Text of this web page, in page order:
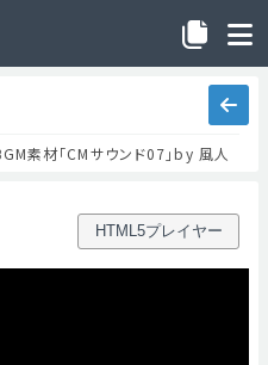
素材「CMサウンド07」by 風人
HTML5プレイヤー